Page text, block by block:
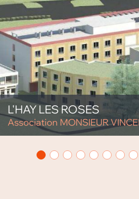
L'HAY LES ROSES
Association MONSIEUR